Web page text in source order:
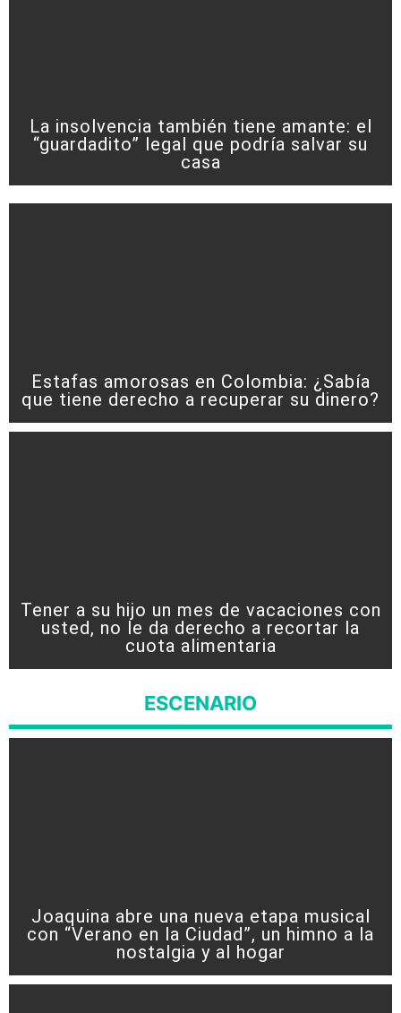
La insolvencia también tiene amante: el
“guardadito” legal que podría salvar su
casa
Estafas amorosas en Colombia: ¿Sabía
que tiene derecho a recuperar su dinero?
Tener a su hijo un mes de vacaciones con
usted, no le da derecho a recortar la
cuota alimentaria
ESCENARIO
Joaquina abre una nueva etapa musical
con “Verano en la Ciudad”, un himno a la
nostalgia y al hogar